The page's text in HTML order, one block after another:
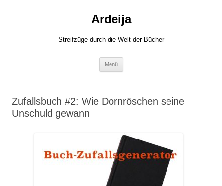
Ardeija
Streifzüge durch die Welt der Bücher
Menü
Zufallsbuch #2: Wie Dornröschen seine
Unschuld gewann